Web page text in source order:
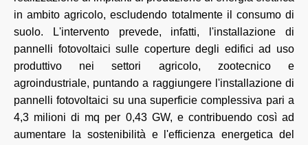
in ambito agricolo, escludendo totalmente il consumo di
suolo. L'intervento prevede, infatti, l'installazione di
pannelli fotovoltaici sulle coperture degli edifici ad uso
produttivo nei settori agricolo, zootecnico e
agroindustriale, puntando a raggiungere l'installazione di
pannelli fotovoltaici su una superficie complessiva pari a
4,3 milioni di mq per 0,43 GW, e contribuendo così ad
aumentare la sostenibilità e l'efficienza energetica del